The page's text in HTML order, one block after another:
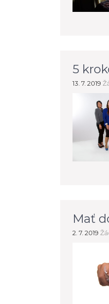
5
13. 7. 2019
Mať
2. 7. 2019